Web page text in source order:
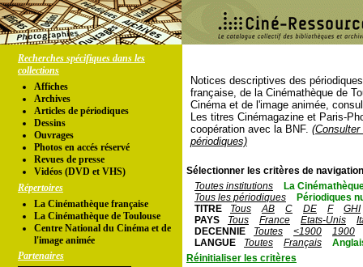
Recherches spécifiques dans les
collections
Affiches
Archives
Articles de périodiques
Dessins
Ouvrages
Photos en accés réservé
Revues de presse
Vidéos (DVD et VHS)
Répertoires
La Cinémathèque française
La Cinémathèque de Toulouse
Centre National du Cinéma et de
l'image animée
Partenaires
Notices descriptives des
française, de la Cinémathèque de
Cinéma et de l'image animée,
Les titres Cinémagazine et Paris-
coopération avec la BNF.
périodiques)
Sélectionner les critères de
Toutes institutions
La
Tous les périodiques
Périodiques
TITRE
Tous AB C DE F
GHI
PAYS
Tous France Etats-Unis
DECENNIE
Toutes <1900
1900
LANGUE
Toutes Français
Réinitialiser les critères